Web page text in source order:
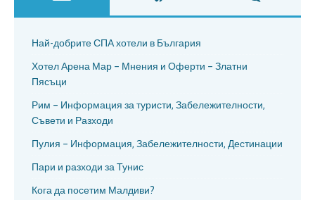
Най-добрите СПА хотели в България
Хотел Арена Мар – Мнения и Оферти – Златни
Пясъци
Рим – Информация за туристи, Забележителности,
Съвети и Разходи
Пулия – Информация, Забележителности, Дестинации
Пари и разходи за Тунис
Кога да посетим Малдиви?